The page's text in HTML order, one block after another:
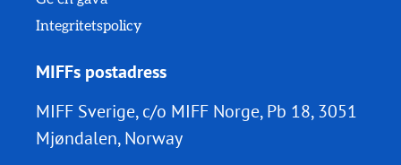
Integritetspolicy
MIFFs postadress
MIFF Sverige, c/o MIFF Norge, Pb 18, 3051
Mjøndalen, Norway